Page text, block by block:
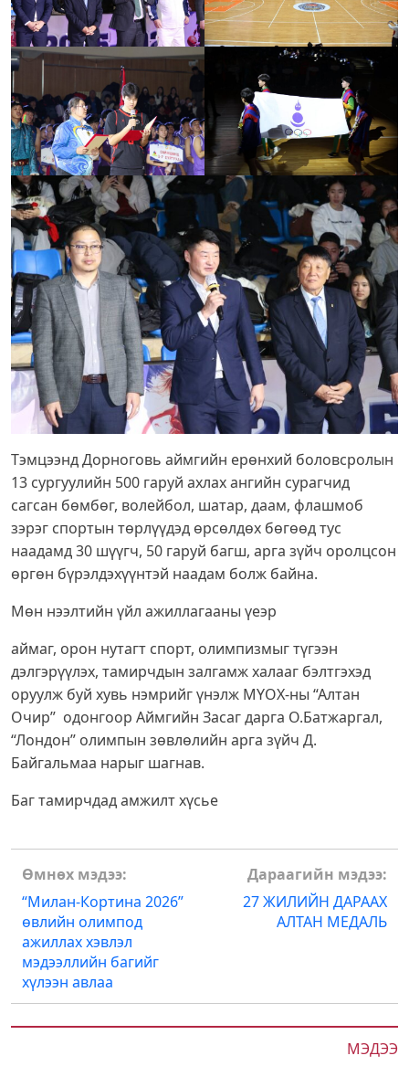
МЭДЭЭ
Тэмцээнд Дорноговь аймгийн ерөнхий боловсролын
13 сургуулийн 500 гаруй ахлах ангийн сурагчид
сагсан бөмбөг, волейбол, шатар, даам, флашмоб
зэрэг спортын төрлүүдэд өрсөлдөх бөгөөд тус
наадамд 30 шүүгч, 50 гаруй багш, арга зүйч оролцсон
өргөн бүрэлдэхүүнтэй наадам болж байна.
Мөн нээлтийн үйл ажиллагааны үеэр
аймаг, орон нутагт спорт, олимпизмыг түгээн
дэлгэрүүлэх, тамирчдын залгамж халааг бэлтгэхэд
оруулж буй хувь нэмрийг үнэлж МҮОХ-ны “Алтан
Очир” одонгоор Аймгийн Засаг дарга О.Батжаргал,
“Лондон” олимпын зөвлөлийн арга зүйч Д.
Байгальмаа нарыг шагнав.
Баг тамирчдад амжилт хүсье
Post
navigation
Өмнөх мэдээ:
“Милан-Кортина 2026”
өвлийн олимпод
ажиллах хэвлэл
мэдээллийн багийг
хүлээн авлаа
Дараагийн мэдээ:
27 ЖИЛИЙН ДАРААХ
АЛТАН МЕДАЛЬ